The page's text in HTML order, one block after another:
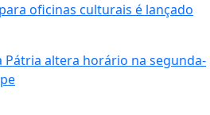
oficinas culturais é lançado
Pátria altera horário na segunda-